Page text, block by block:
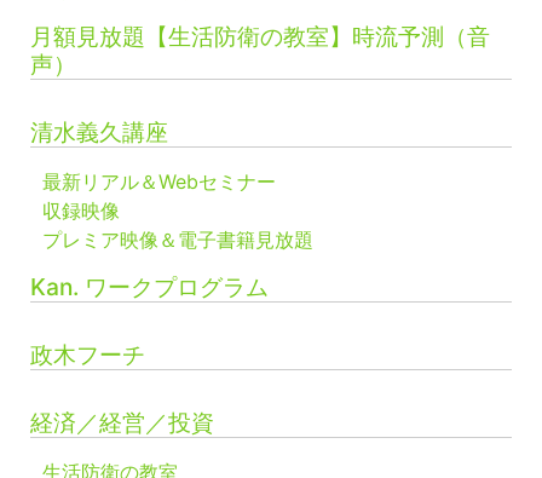
月額見放題【生活防衛の教室】時流予測（音
声）
清水義久講座
最新リアル＆Webセミナー
収録映像
プレミア映像＆電子書籍見放題
Kan. ワークプログラム
政木フーチ
経済／経営／投資
生活防衛の教室